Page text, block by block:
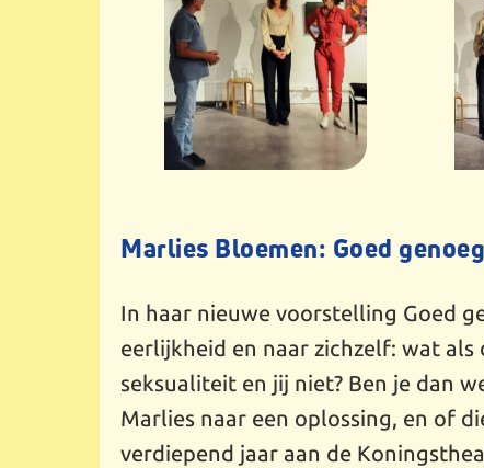
Marlies Bloemen: Goed genoeg
In haar nieuwe voorstelling Goed
eerlijkheid en naar zichzelf: wat
seksualiteit en jij niet? Ben je dan
Marlies naar een oplossing, en of
verdiepend jaar aan de